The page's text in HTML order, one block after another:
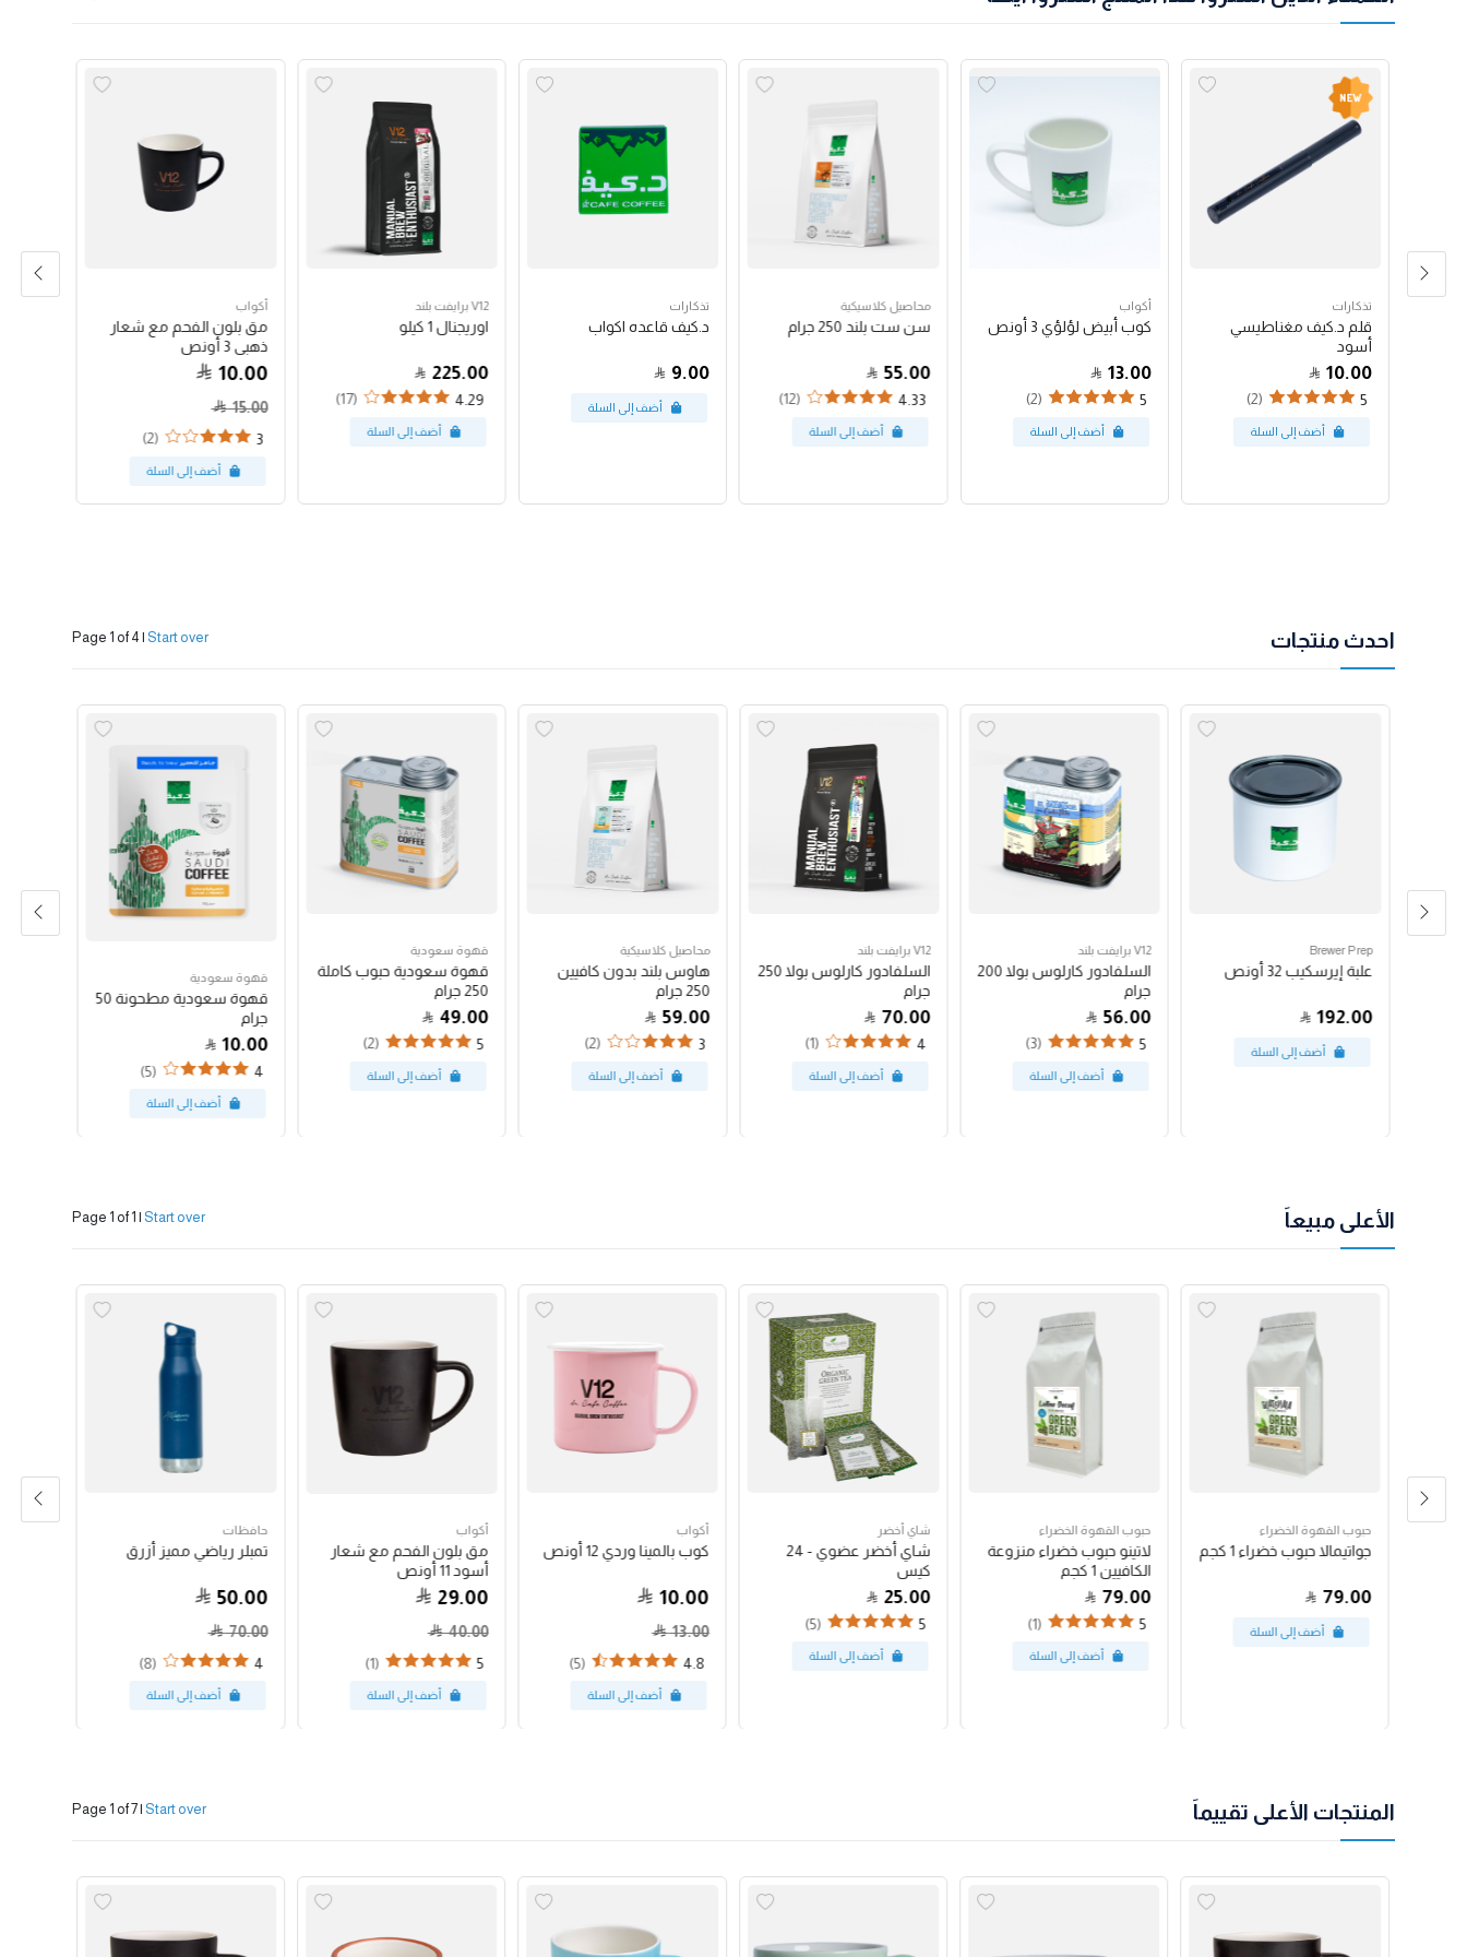
تذكارات
قلم د.كيف مغناطيسي
أسود
10.00
5
(2)
أكواب
كوب أبيض لؤلؤي 3 أونص
13.00
5
(2)
محاصيل كلاسيكية
سن ست بلند 250 جرام
55.00
4.33
(12)
تذكارات
د.كيف قاعده اكواب
9.00
V12 برايفت بلند
اوريجنال 1 كيلو
225.00
4.29
(17)
أكواب
مق بلون الفحم مع شعار
ذهبي 3 أونص
10.00
15.00
3
(2)
احدث منتجات Page 1 of 4 | Start over
Brewer Prep
علبة إيرسكيب 32 أونص
192.00
V12 برايفت بلند
السلفادور كارلوس بولا 200
جرام
56.00
5
(3)
V12 برايفت بلند
السلفادور كارلوس بولا 250
جرام
70.00
4
(1)
محاصيل كلاسيكية
هاوس بلند بدون كافيين
250 جرام
59.00
3
(2)
قهوة سعودية
قهوة سعودية حبوب كاملة
250 جرام
49.00
5
(2)
قهوة سعودية
قهوة سعودية مطحونة 50
جرام
10.00
4
(5)
الأعلى مبيعاً Page 1 of 1 | Start over
حبوب القهوة الخضراء
جواتيمالا حبوب خضراء 1 كجم
79.00
حبوب القهوة الخضراء
لاتينو حبوب خضراء منزوعة
الكافيين 1 كجم
79.00
5
(1)
شاي أخضر
شاي أخضر عضوي - 24
كيس
25.00
5
(5)
أكواب
كوب بالمينا وردي 12 أونص
10.00
13.00
4.8
(5)
أكواب
مق بلون الفحم مع شعار
أسود 11 أونص
29.00
40.00
5
(1)
حافظات
تمبلر رياضي مميز أزرق
50.00
70.00
4
(8)
المنتجات الأعلى تقييماً Page 1 of 7| Start over